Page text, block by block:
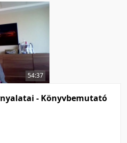
54:37
- Könyvbemutató